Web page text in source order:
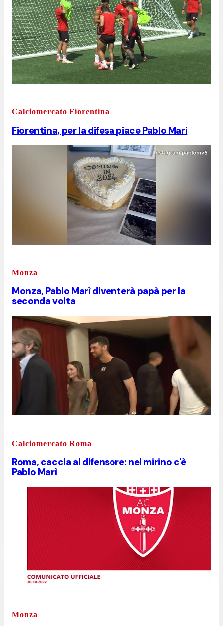
Calciomercato Fiorentina
Fiorentina, per la difesa piace Pablo Mari
Monza
Monza, Pablo Marì diventerà papà per la
seconda volta
Calciomercato Roma
Roma, caccia al difensore: nel mirino c'è
Pablo Marì
Monza